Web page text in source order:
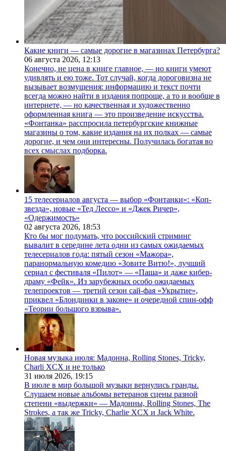
Какие книги — самые дорогие в магазинах Петербурга?
06 августа 2026, 12:13
Конечно, не цена в книге главное, — но книги умеют
удивлять и ею тоже. Тот случай, когда дороговизна не
вызывает возмущения: информацию и текст почти
всегда можно найти в издания попроще, а то и вообще в
интернете, — но качественная и художественно
оформленная книга — это произведение искусства.
«Фонтанка» расспросила петербургские книжные
магазины о том, какие издания на их полках — самые
дорогие, и чем они интересны. Получилась богатая во
всех смыслах подборка.
15 телесериалов августа — выбор «Фонтанки»: «Коп-
звезда», новые «Тед Лессо» и «Джек Ричер»,
«Одержимость»
02 августа 2026, 18:53
Кто бы мог подумать, что российский стриминг
вывалит в середине лета одни из самых ожидаемых
телесериалов года: пятый сезон «Мажора»,
паранормальную комедию «Зовите Витю!», лучший
сериал с фестиваля «Пилот» — «Паша» и даже кибер-
драму «Фейк». Из зарубежных особо ожидаемых
телепроектов — третий сезон сай-фая «Укрытие»,
приквел «Блондинки в законе» и очередной спин-офф
«Теории большого взрыва».
Новая музыка июля: Мадонна, Rolling Stones, Tricky,
Charli XCX и не только
31 июля 2026, 19:15
В июле в мир большой музыки вернулись гранды.
Слушаем новые альбомы ветеранов сцены разной
степени «выдержки» — Мадонны, Rolling Stones, The
Strokes, а так же Tricky, Charlie XCX и Jack White.